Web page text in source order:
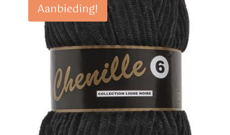
Aanbieding!